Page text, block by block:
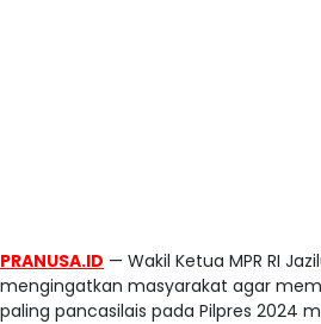
PRANUSA.ID — Wakil Ketua MPR RI
mengingatkan masyarakat agar
paling pancasilais pada Pilpres 2024